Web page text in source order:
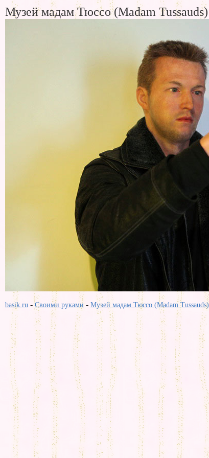
Музей мадам Тюссо (Madam Tussauds)
basik.ru -Своими руками- Музей мадам Тюссо (Madam Tussauds)